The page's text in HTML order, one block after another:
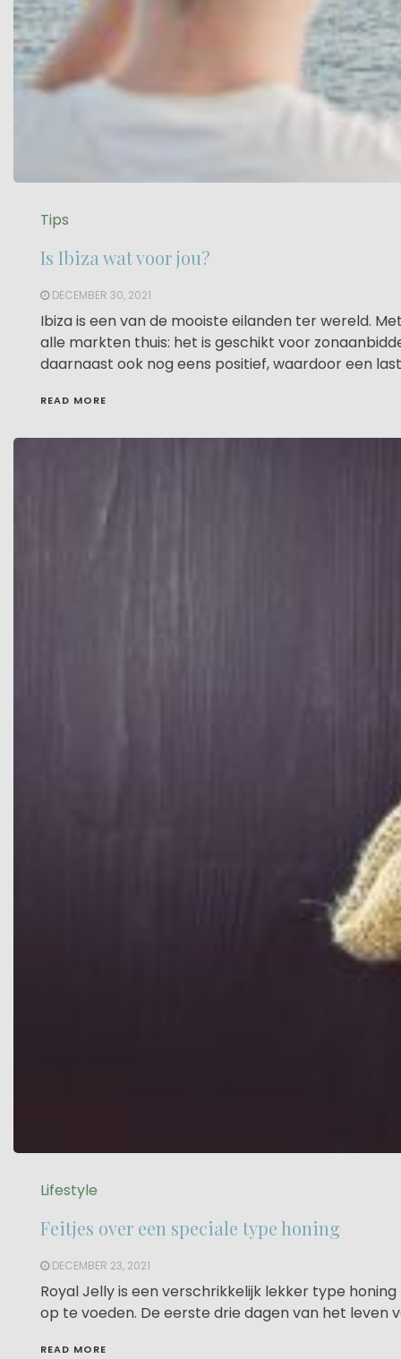
Tips
Is Ibiza wat voor jou?
DECEMBER 30, 2021
Ibiza is een van de mooiste eilanden ter wereld.
alle markten thuis: het is geschikt voor
daarnaast ook nog eens positief, waardoor een
READ MORE
Lifestyle
Feitjes over een speciale type honing
DECEMBER 23, 2021
Royal Jelly is een verschrikkelijk lekker type
op te voeden. De eerste drie dagen van het leven
READ MORE